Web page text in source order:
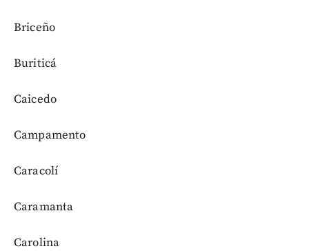
Briceño
Buriticá
Caicedo
Campamento
Caracolí
Caramanta
Carolina